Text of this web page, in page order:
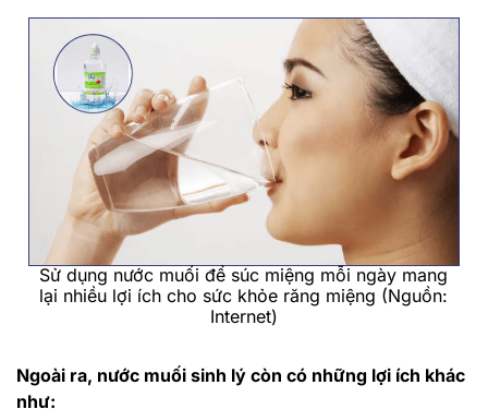
Sử dụng nước muối để súc miệng mỗi ngày mang
lại nhiều lợi ích cho sức khỏe răng miệng (Nguồn:
Internet)
Ngoài ra, nước muối sinh lý còn có những lợi ích khác
như: